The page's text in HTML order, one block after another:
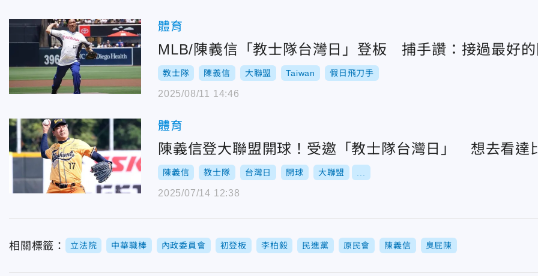
體育
MLB/陳義信「教士隊台灣日」登板 捕手讚：接過最好
教士隊 陳義信 大聯盟 Taiwan 假日飛刀手
2025/08/11 14:46
體育
陳義信登大聯盟開球！受邀「教士隊台灣日」 想去看達
陳義信 教士隊 台灣日 開球 大聯盟
2025/07/14 12:38
相關標籤： 立法院 中華職棒 內政委員會 初登板 李柏毅 民進黨 原民會 陳義信 臭屁陳